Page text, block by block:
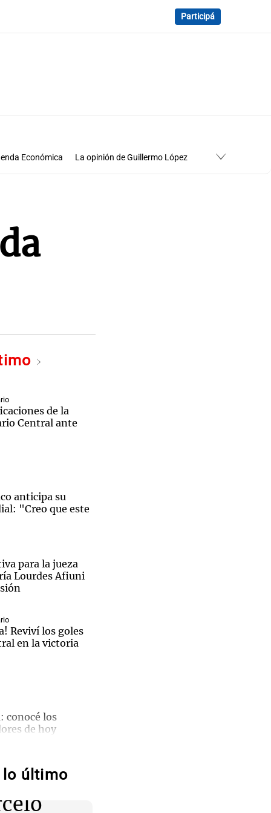
Participá
Económica
La opinión de Guillermo López
de la
Central ante
anticipa su
"Creo que este
para la jueza
Lourdes Afiuni
Reviví los goles
en la victoria
conocé los
de hoy
Colcabamba
lo último